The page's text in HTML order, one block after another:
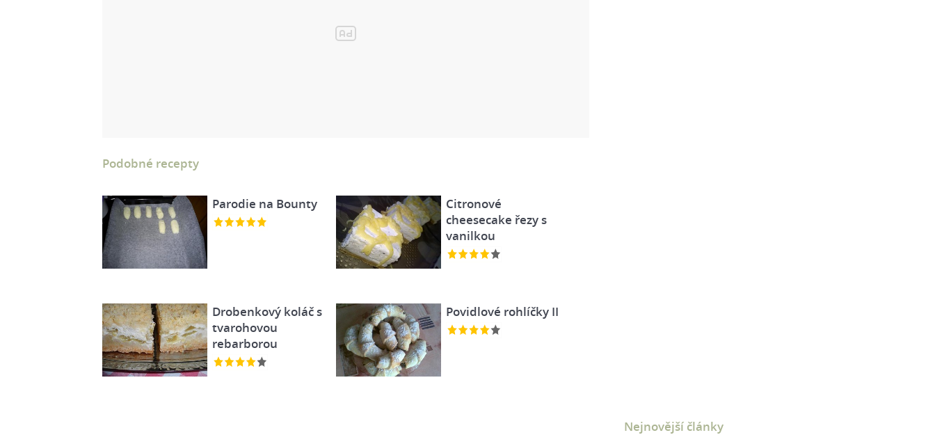
Podobné recepty
Parodie na Bounty
Citronové
cheesecake řezy s
vanilkou
Drobenkový koláč s
tvarohovou
rebarborou
Povidlové rohlíčky II
Nejnovější články